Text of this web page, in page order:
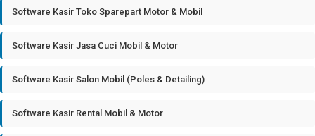
Software Kasir Toko Sparepart Motor & Mobil
Software Kasir Jasa Cuci Mobil & Motor
Software Kasir Salon Mobil (Poles & Detailing)
Software Kasir Rental Mobil & Motor